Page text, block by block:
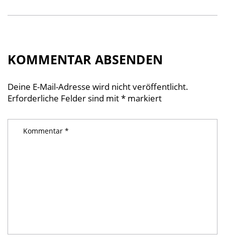
KOMMENTAR ABSENDEN
Deine E-Mail-Adresse wird nicht veröffentlicht.
Erforderliche Felder sind mit* markiert